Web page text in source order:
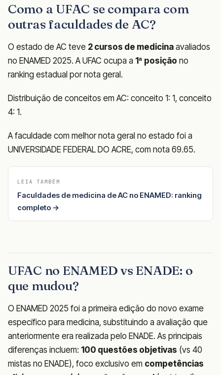
Como a UFAC se compara com
outras faculdades de AC?
O estado de AC teve 2 cursos de medicina avaliados
no ENAMED 2025. A UFAC ocupa a 1ª posição no
ranking estadual por nota geral.
Distribuição de conceitos em AC: conceito 1: 1, conceito
4: 1.
A faculdade com melhor nota geral no estado foi a
UNIVERSIDADE FEDERAL DO ACRE, com nota 69.65.
LEIA TAMBÉM
Faculdades de medicina de AC no ENAMED: ranking
completo →
UFAC no ENAMED vs ENADE: o
que mudou?
O ENAMED 2025 foi a primeira edição do novo exame
específico para medicina, substituindo a avaliação que
anteriormente era realizada pelo ENADE. As principais
diferenças incluem: 100 questões objetivas (vs 40
mistas no ENADE), foco exclusivo em competências